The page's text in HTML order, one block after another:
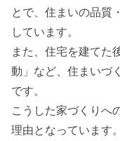
とで、住まいの品質
しています。
また、住宅を建てた
動」など、住まいづ
です。
こうした家づくりへ
理由となっています。